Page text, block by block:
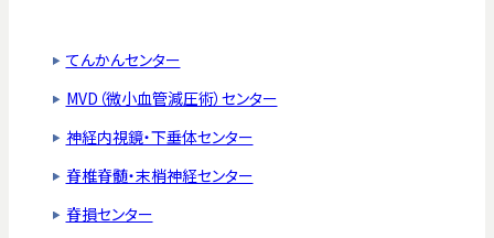
てんかんセンター
MVD（微小血管減圧術）センター
神経内視鏡・下垂体センター
脊椎脊髄・末梢神経センター
脊損センター